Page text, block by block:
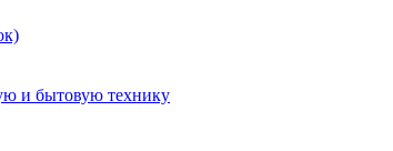
и бытовую технику